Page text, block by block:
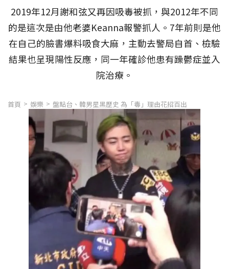
2019年12月謝和弦又再因吸毒被抓，與2012年不同
的是這次是由他老婆Keanna報警抓人。7年前則是他
在自己的臉書爆料吸食大麻，主動去警局自首、檢驗
結果也呈現陽性反應，同一年確診他患有躁鬱症並入
院治療。
首頁 娛樂 盤點台、韓男星黑歷史 為「毒」理由花招百出